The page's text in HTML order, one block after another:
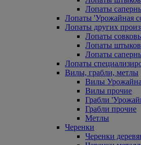
Лопаты
Лопаты 'Урожайная
Лопаты других
Лопаты
Лопаты
Лопаты
Лопаты
Вилы, грабли, метлы
Вилы
Вилы прочие
Грабли
Грабли прочие
Метлы
Черенки
Черенки